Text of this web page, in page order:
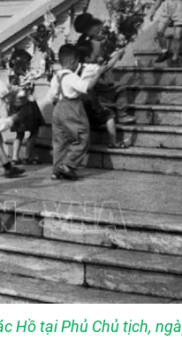
Hồ tại Phủ Chủ tịch,